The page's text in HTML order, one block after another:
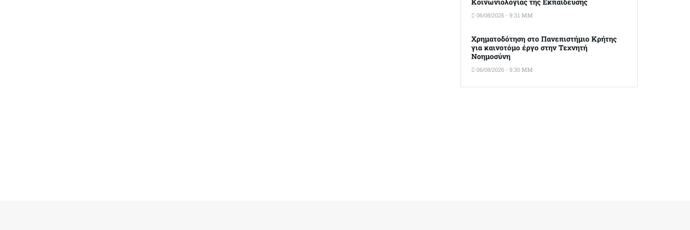
Κοινωνιολογίας της Εκπαίδευσης
06/08/2026 - 9:31 ΜΜ
Χρηματοδότηση στο Πανεπιστήμιο Κρήτης
για καινοτόμο έργο στην Τεχνητή
Νοημοσύνη
06/08/2026 - 9:30 ΜΜ